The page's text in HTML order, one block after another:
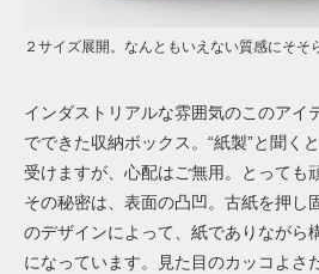
２サイズ展開。なんともいえない質感にそそ
インダストリアルな雰囲気のこのアイ
でできた収納ボックス。“紙製”と聞く
受けますが、心配はご無用。とっても
その秘密は、表面の凸凹。古紙を押し
のデザインによって、紙でありながら
になっています。見た目のカッコよさ